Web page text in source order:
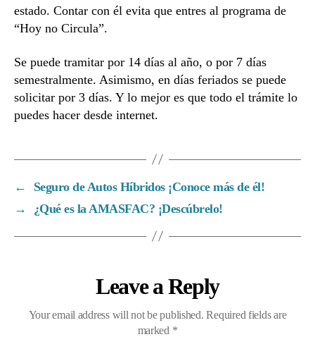
estado. Contar con él evita que entres al programa de
“Hoy no Circula”.
Se puede tramitar por 14 días al año, o por 7 días
semestralmente. Asimismo, en días feriados se puede
solicitar por 3 días. Y lo mejor es que todo el trámite lo
puedes hacer desde internet.
←
Seguro de Autos Híbridos ¡Conoce más de él!
→
¿Qué es la AMASFAC? ¡Descúbrelo!
Leave a Reply
Your email address will not be published. Required fields are
marked *